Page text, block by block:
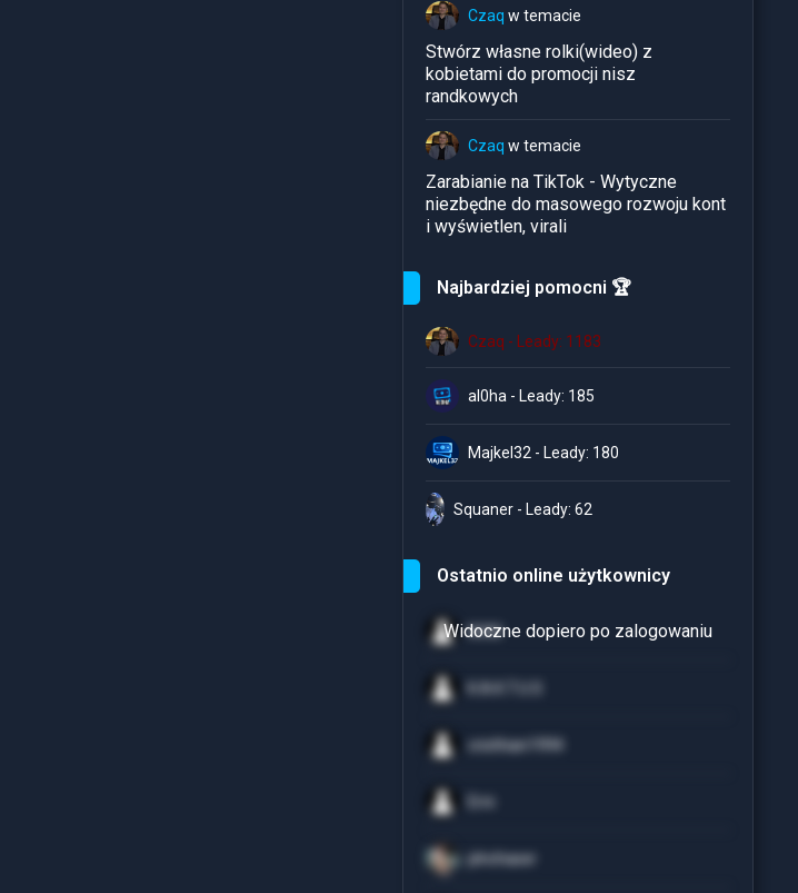
Czaq w temacie
Stwórz własne rolki(wideo) z
kobietami do promocji nisz
randkowych
Czaq w temacie
Zarabianie na TikTok - Wytyczne
niezbędne do masowego rozwoju kont
i wyświetlen, virali
Najbardziej pomocni 🏆
Czaq - Leady: 1183
al0ha - Leady: 185
Majkel32 - Leady: 180
Squaner - Leady: 62
Ostatnio online użytkownicy
NVM
cristhian1994
plnchaser